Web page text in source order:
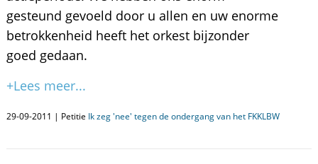
gesteund gevoeld door u allen en uw enorme
betrokkenheid heeft het orkest bijzonder
goed gedaan.
+Lees meer...
29-09-2011 | Petitie Ik zeg 'nee' tegen de ondergang van het FKKLBW